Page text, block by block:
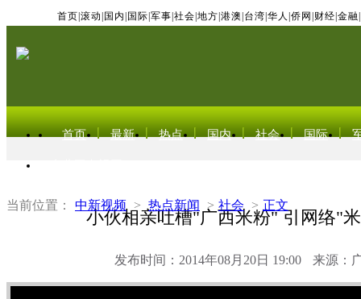
首页 滚动 国内 国际 军事 社会 地方 港澳 台湾 华人 侨网 财经 金融
首页 最新 热点 国内 社会 国际
当前位置： 中新视频 > 热点新闻 > 社会 > 正文
小伙相亲吐槽"广西米粉" 引网络"
发布时间：2014年08月20日 19:00 来源：